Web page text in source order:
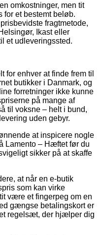
omkostninger, men tit
for et bestemt beløb.
fragtmetode,
Ikast eller
et udleveringssted.
for enhver at finde frem til
butikker i Danmark, og
forretninger ikke kunne
på mange af
til voksne – helt i bund,
uden gebyr.
at inspicere nogle
Lamento – Hæftet før du
sikker på at skaffe
at når en e-butik
som kan virke
være et fingerpeg om en
gængse betalingskort er
regelsæt, der hjælper dig